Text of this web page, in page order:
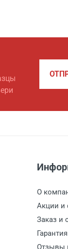
О
Акции и
Заказ и
Гарантия
Отзывы